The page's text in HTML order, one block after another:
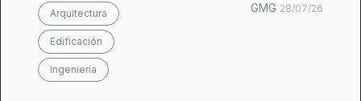
Arquitectura
Edificación
Ingeniería
GMG 28/07/26